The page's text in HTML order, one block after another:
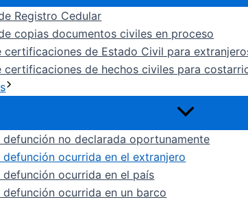
Registro Cedular
copias documentos civiles en proceso
certificaciones de Estado Civil para
certificaciones de hechos civiles para
Alternar
defunción no declarada oportunamente
ocurrida en el extranjero
ocurrida en el país
ocurrida en un barco